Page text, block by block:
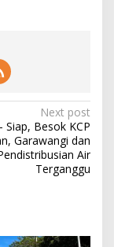
Next post
Siap, Besok KCP
Garawangi dan
Air
Terganggu